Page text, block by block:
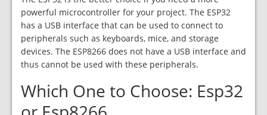
powerful microcontroller for your project. The ESP32
has a USB interface that can be used to connect to
peripherals such as keyboards, mice, and storage
devices. The ESP8266 does not have a USB interface and
thus cannot be used with these peripherals.
Which One to Choose: Esp32